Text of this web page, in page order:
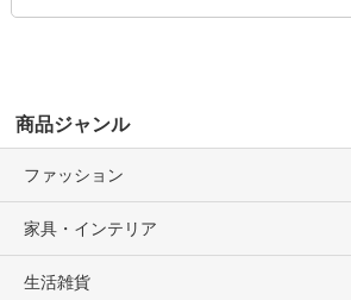
商品ジャンル
ファッション
家具・インテリア
生活雑貨